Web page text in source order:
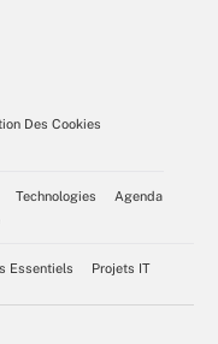
Des Cookies
Technologies
Agenda
Essentiels Projets IT